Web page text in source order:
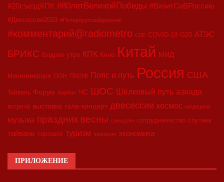
#20съездКПК #80летВеликойПобеды #ВизитСиВРоссию
#Двесессии2023 #Петербургскийдневник
#комментарий@radiometro CIIE COVID-19 G20 АТЭС
БРИКС Бодрое утро КПК Кино Китай МИД
Минкоммерции ООН ПМЭФ Пояс и путь Россия США
Тайвань Форум Харбин ЧС ШОС Шёлковый путь азиада
встреча выставка гала-концерт двесессии космос медицина
музыка праздник весны синьцзян сотрудничество спутник
тайвань торговля туризм экология экономика
ПРИЛОЖЕНИЕ